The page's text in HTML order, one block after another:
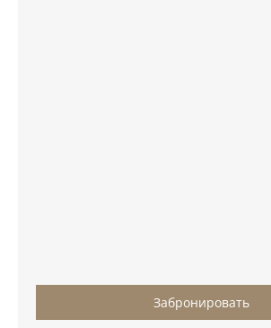
Забронировать